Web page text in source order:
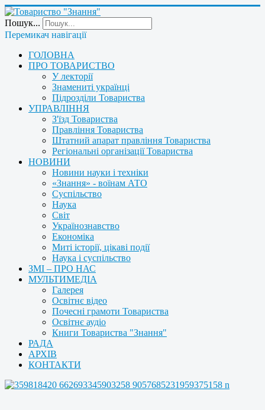
Пошук...
Перемикач навігації
ГОЛОВНА
ПРО ТОВАРИСТВО
У лекторії
Знамениті українці
Підрозділи Товариства
УПРАВЛІННЯ
З'їзд Товариства
Правління Товариства
Штатний апарат правління Товариства
Регіональні організації Товариства
НОВИНИ
Новини науки і техніки
«Знання» - воїнам АТО
Суспільство
Наука
Світ
Українознавство
Економіка
Миті історії, цікаві події
Наука і суспільство
ЗМІ – ПРО НАС
МУЛЬТИМЕДІА
Галерея
Освітнє відео
Почесні грамоти Товариства
Освітнє аудіо
Книги Товариства "Знання"
РАДА
АРХІВ
КОНТАКТИ